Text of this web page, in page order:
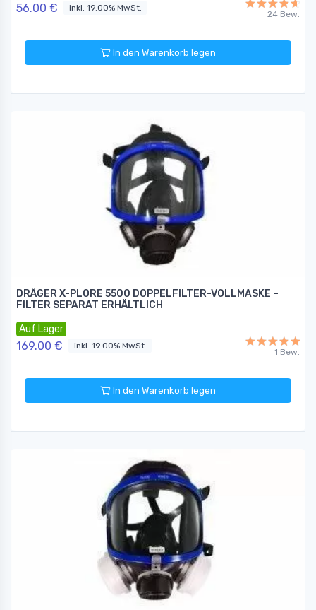
56.00 € inkl. 19.00% MwSt.
24 Bew.
In den Warenkorb legen
DRÄGER X-PLORE 5500 DOPPELFILTER-VOLLMASKE –
FILTER SEPARAT ERHÄLTLICH
Auf Lager
169.00 € inkl. 19.00% MwSt.
1 Bew.
In den Warenkorb legen